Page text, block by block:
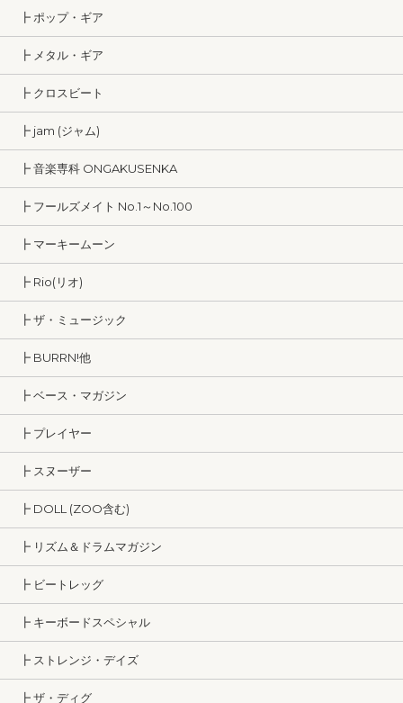
┣ ポップ・ギア
┣ メタル・ギア
┣ クロスビート
┣ jam (ジャム)
┣ 音楽専科 ONGAKUSENKA
┣ フールズメイト No.1～No.100
┣ マーキームーン
┣ Rio(リオ)
┣ ザ・ミュージック
┣ BURRN!他
┣ ベース・マガジン
┣ プレイヤー
┣ スヌーザー
┣ DOLL (ZOO含む)
┣ リズム＆ドラムマガジン
┣ ビートレッグ
┣ キーボードスペシャル
┣ ストレンジ・デイズ
┣ ザ・ディグ